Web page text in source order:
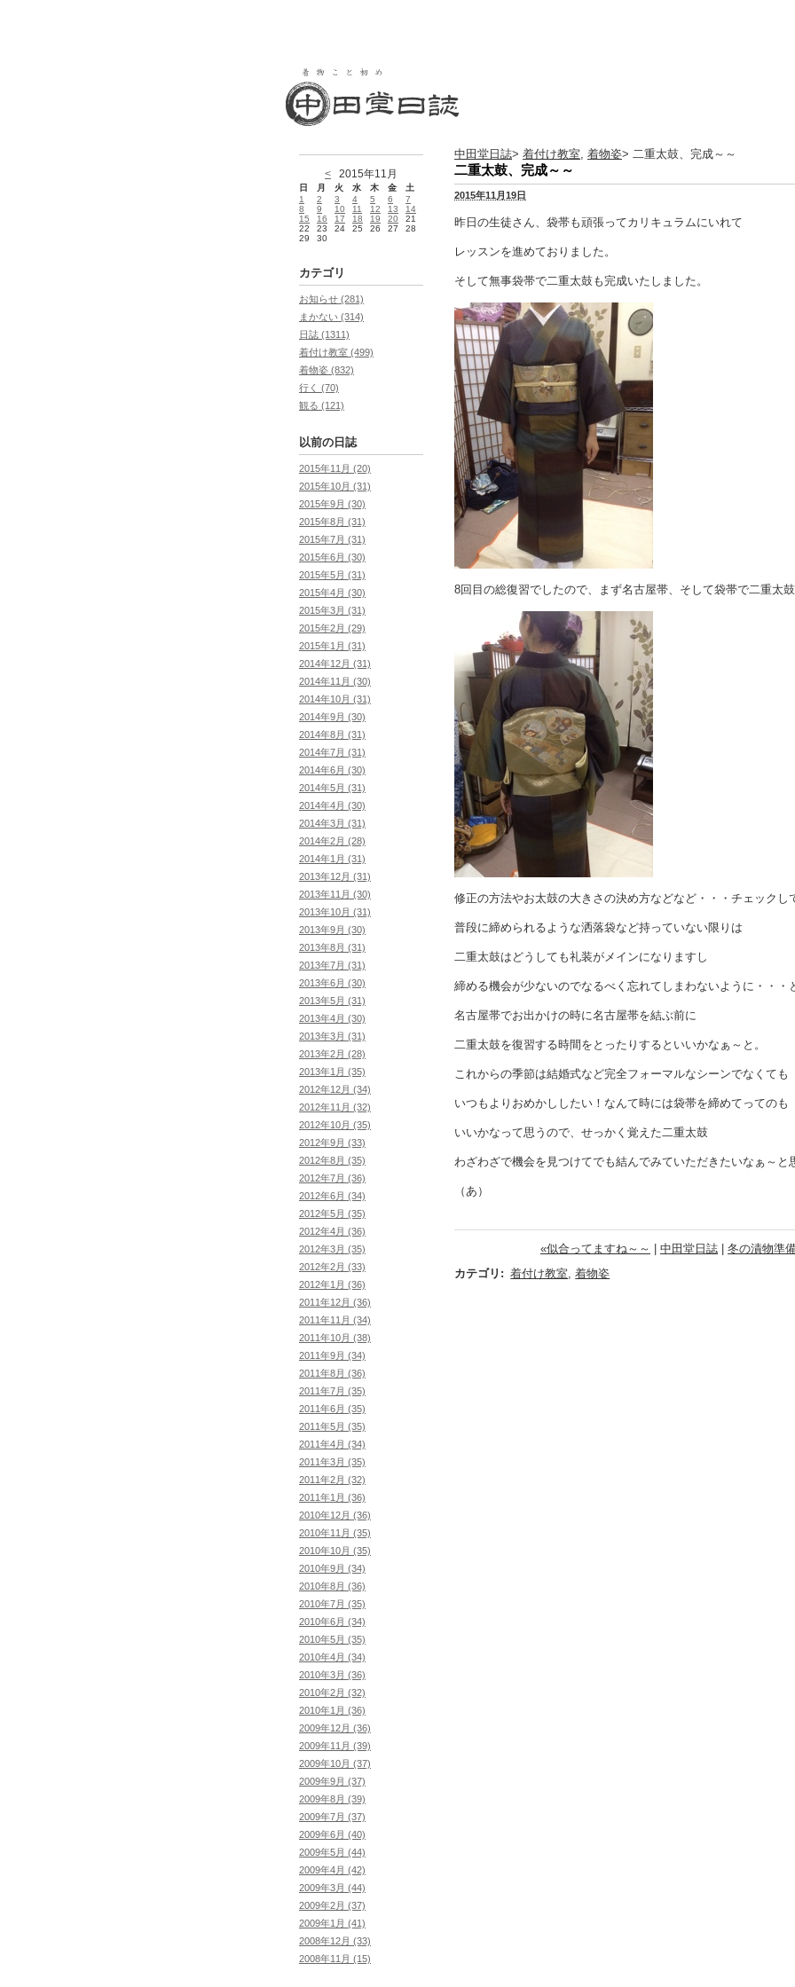
中田堂日誌> 着付け教室, 着物姿> 二重太鼓、完成～～
二重太鼓、完成～～
2015年11月19日
昨日の生徒さん、袋帯も頑張ってカリキュラムにいれて
レッスンを進めておりました。
そして無事袋帯で二重太鼓も完成いたしました。
8回目の総復習でしたので、まず名古屋帯、そして袋帯で二重太
修正の方法やお太鼓の大きさの決め方などなど・・・チェックし
普段に締められるような洒落袋など持っていない限りは
二重太鼓はどうしても礼装がメインになりますし
締める機会が少ないのでなるべく忘れてしまわないように・・・
名古屋帯でお出かけの時に名古屋帯を結ぶ前に
二重太鼓を復習する時間をとったりするといいかなぁ～と。
これからの季節は結婚式など完全フォーマルなシーンでなくても
いつもよりおめかししたい！なんて時には袋帯を締めてってのも
いいかなって思うので、せっかく覚えた二重太鼓
わざわざで機会を見つけてでも結んでみていただきたいなぁ～と
（あ）
«似合ってますね～～ | 中田堂日誌 | 冬の漬物準
カテゴリ : 着付け教室 着物姿
< 2015年11月
日 月 火 水 木 金
土
1
2 3 4 5 6
7
8
9 10 11 12 13
14
15
16 17 18 19 20
21
22
23 24 25 26 27
28
29
30
カテゴリ
お知らせ (281)
まかない (314)
日誌 (1311)
着付け教室 (499)
着物姿 (832)
行く (70)
観る (121)
以前の日誌
2015年11月 (20)
2015年10月 (31)
2015年9月 (30)
2015年8月 (31)
2015年7月 (31)
2015年6月 (30)
2015年5月 (31)
2015年4月 (30)
2015年3月 (31)
2015年2月 (29)
2015年1月 (31)
2014年12月 (31)
2014年11月 (30)
2014年10月 (31)
2014年9月 (30)
2014年8月 (31)
2014年7月 (31)
2014年6月 (30)
2014年5月 (31)
2014年4月 (30)
2014年3月 (31)
2014年2月 (28)
2014年1月 (31)
2013年12月 (31)
2013年11月 (30)
2013年10月 (31)
2013年9月 (30)
2013年8月 (31)
2013年7月 (31)
2013年6月 (30)
2013年5月 (31)
2013年4月 (30)
2013年3月 (31)
2013年2月 (28)
2013年1月 (35)
2012年12月 (34)
2012年11月 (32)
2012年10月 (35)
2012年9月 (33)
2012年8月 (35)
2012年7月 (36)
2012年6月 (34)
2012年5月 (35)
2012年4月 (36)
2012年3月 (35)
2012年2月 (33)
2012年1月 (36)
2011年12月 (36)
2011年11月 (34)
2011年10月 (38)
2011年9月 (34)
2011年8月 (36)
2011年7月 (35)
2011年6月 (35)
2011年5月 (35)
2011年4月 (34)
2011年3月 (35)
2011年2月 (32)
2011年1月 (36)
2010年12月 (36)
2010年11月 (35)
2010年10月 (35)
2010年9月 (34)
2010年8月 (36)
2010年7月 (35)
2010年6月 (34)
2010年5月 (35)
2010年4月 (34)
2010年3月 (36)
2010年2月 (32)
2010年1月 (36)
2009年12月 (36)
2009年11月 (39)
2009年10月 (37)
2009年9月 (37)
2009年8月 (39)
2009年7月 (37)
2009年6月 (40)
2009年5月 (44)
2009年4月 (42)
2009年3月 (44)
2009年2月 (37)
2009年1月 (41)
2008年12月 (33)
2008年11月 (15)